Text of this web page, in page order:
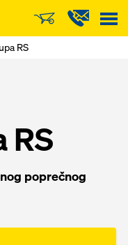
RS
RS
poprečnog